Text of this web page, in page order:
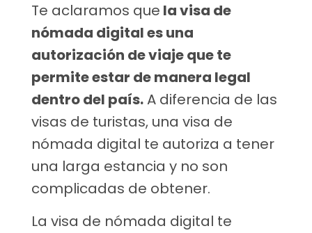
Te aclaramos que la visa de
nómada digital es una
autorización de viaje que te
permite estar de manera legal
dentro del país.A diferencia de las
visas de turistas, una visa de
nómada digital te autoriza a tener
una larga estancia y no son
complicadas de obtener.
La visa de nómada digital te